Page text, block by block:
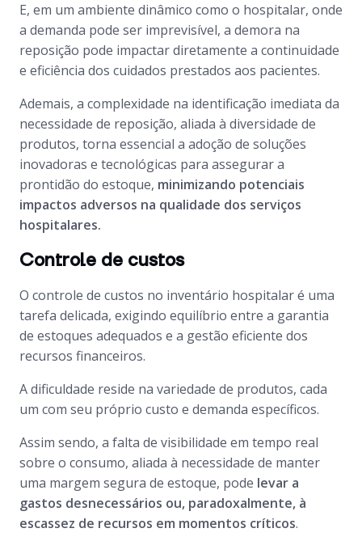
E, em um ambiente dinâmico como o hospitalar, onde
a demanda pode ser imprevisível, a demora na
reposição pode impactar diretamente a continuidade
e eficiência dos cuidados prestados aos pacientes.
Ademais, a complexidade na identificação imediata da
necessidade de reposição, aliada à diversidade de
produtos, torna essencial a adoção de soluções
inovadoras e tecnológicas para assegurar a
prontidão do estoque, minimizando potenciais
impactos adversos na qualidade dos serviços
hospitalares.
Controle de custos
O controle de custos no inventário hospitalar é uma
tarefa delicada, exigindo equilíbrio entre a garantia
de estoques adequados e a gestão eficiente dos
recursos financeiros.
A dificuldade reside na variedade de produtos, cada
um com seu próprio custo e demanda específicos.
Assim sendo, a falta de visibilidade em tempo real
sobre o consumo, aliada à necessidade de manter
uma margem segura de estoque, pode levar a
gastos desnecessários ou, paradoxalmente, à
escassez de recursos em momentos críticos.